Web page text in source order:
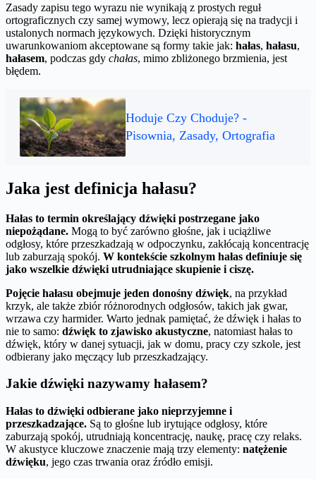
Zasady zapisu tego wyrazu nie wynikają z prostych reguł
ortograficznych czy samej wymowy, lecz opierają się na tradycji i
ustalonych normach językowych. Dzięki historycznym
uwarunkowaniom akceptowane są formy takie jak: hałas, hałasu,
hałasem, podczas gdy chałas, mimo zbliżonego brzmienia, jest
błędem.
Hoduje Czy Choduje? -
Pisownia, Zasady, Ortografia
Jaka jest definicja hałasu?
Hałas to termin określający dźwięki postrzegane jako
niepożądane. Mogą to być zarówno głośne, jak i uciążliwe
odgłosy, które przeszkadzają w odpoczynku, zakłócają koncentrację
lub zaburzają spokój. W kontekście szkolnym hałas definiuje się
jako wszelkie dźwięki utrudniające skupienie i ciszę.
Pojęcie hałasu obejmuje jeden donośny dźwięk, na przykład
krzyk, ale także zbiór różnorodnych odgłosów, takich jak gwar,
wrzawa czy harmider. Warto jednak pamiętać, że dźwięk i hałas to
nie to samo: dźwięk to zjawisko akustyczne, natomiast hałas to
dźwięk, który w danej sytuacji, jak w domu, pracy czy szkole, jest
odbierany jako męczący lub przeszkadzający.
Jakie dźwięki nazywamy hałasem?
Hałas to dźwięki odbierane jako nieprzyjemne i
przeszkadzające. Są to głośne lub irytujące odgłosy, które
zaburzają spokój, utrudniają koncentrację, naukę, pracę czy relaks.
W akustyce kluczowe znaczenie mają trzy elementy: natężenie
dźwięku, jego czas trwania oraz źródło emisji.